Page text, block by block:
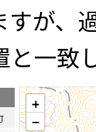
すが、
と一致
+
−